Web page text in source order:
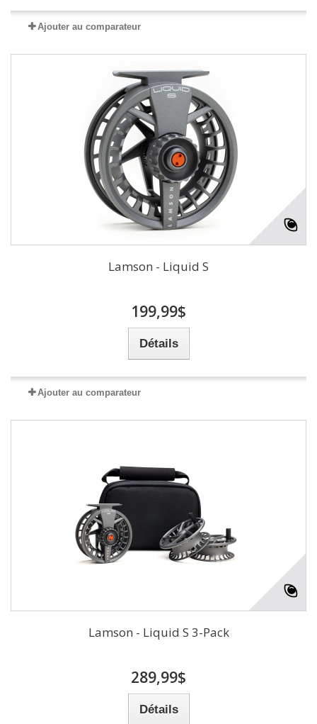
Ajouter au comparateur
Lamson - Liquid S
199,99$
Détails
Ajouter au comparateur
Lamson - Liquid S 3-Pack
289,99$
Détails